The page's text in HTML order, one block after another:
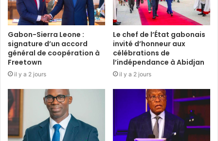
Gabon-Sierra Leone :
signature d’un accord
général de coopération à
Freetown
il y a 2 jours
Le chef de l’État gabonais
invité d’honneur aux
célébrations de
l’indépendance à Abidjan
il y a 2 jours